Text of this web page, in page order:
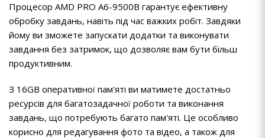
Процесор AMD PRO A6-9500B гарантує ефективну
обробку завдань, навіть під час важких робіт. Завдяки
йому ви зможете запускати додатки та виконувати
завдання без затримок, що дозволяє вам бути більш
продуктивним.
З 16GB оперативної пам'яті ви матимете достатньо
ресурсів для багатозадачної роботи та виконання
завдань, що потребують багато пам'яті. Це особливо
корисно для редагування фото та відео, а також для